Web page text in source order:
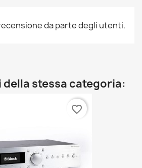
da parte degli utenti.
stessa categoria:
favorite_border